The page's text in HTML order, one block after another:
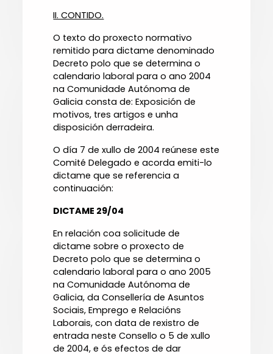
II. CONTIDO.
O texto do proxecto normativo
remitido para dictame denominado
Decreto polo que se determina o
calendario laboral para o ano 2004
na Comunidade Autónoma de
Galicia consta de: Exposición de
motivos, tres artigos e unha
disposición derradeira.
O día 7 de xullo de 2004 reúnese este
Comité Delegado e acorda emiti-lo
dictame que se referencia a
continuación:
DICTAME 29/04
En relación coa solicitude de
dictame sobre o proxecto de
Decreto polo que se determina o
calendario laboral para o ano 2005
na Comunidade Autónoma de
Galicia, da Consellería de Asuntos
Sociais, Emprego e Relacións
Laborais, con data de rexistro de
entrada neste Consello o 5 de xullo
de 2004, e ós efectos de dar